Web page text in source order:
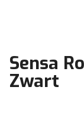
Sensa
Zwart